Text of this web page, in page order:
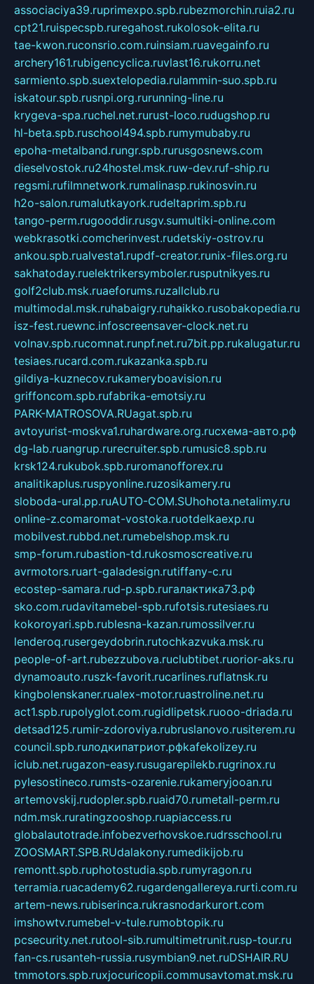
associaciya39.ruprimexpo.spb.rubezmorchin.ruia2.ru
cpt21.ruispecspb.ruregahost.rukolosok-elita.ru
tae-kwon.ruconsrio.com.ruinsiam.ruavegainfo.ru
archery161.rubigencyclica.ruvlast16.rukorru.net
sarmiento.spb.suextelopedia.rulammin-suo.spb.ru
iskatour.spb.rusnpi.org.rurunning-line.ru
krygeva-spa.ruchel.net.rurust-loco.rudugshop.ru
hl-beta.spb.ruschool494.spb.rumymubaby.ru
epoha-metalband.rungr.spb.rurusgosnews.com
dieselvostok.ru24hostel.msk.ruw-dev.ruf-ship.ru
regsmi.rufilmnetwork.rumalinasp.rukinosvin.ru
h2o-salon.rumalutkayork.rudeltaprim.spb.ru
tango-perm.rugooddir.rusgv.sumultiki-online.com
webkrasotki.comcherinvest.rudetskiy-ostrov.ru
ankou.spb.rualvesta1.rupdf-creator.runix-files.org.ru
sakhatoday.ruelektrikersymboler.rusputnikyes.ru
golf2club.msk.ruaeforums.ruzallclub.ru
multimodal.msk.ruhabaigry.ruhaikko.rusobakopedia.ru
isz-fest.ruewnc.infoscreensaver-clock.net.ru
volnav.spb.rucomnat.runpf.net.ru7bit.pp.rukalugatur.ru
tesiaes.rucard.com.rukazanka.spb.ru
gildiya-kuznecov.rukameryboavision.ru
griffoncom.spb.rufabrika-emotsiy.ru
PARK-MATROSOVA.RUagat.spb.ru
avtoyurist-moskva1.ruhardware.org.ruсхема-авто.рф
dg-lab.ruangrup.rurecruiter.spb.rumusic8.spb.ru
krsk124.rukubok.spb.ruromanofforex.ru
analitikaplus.ruspyonline.ruzosikamery.ru
sloboda-ural.pp.ruAUTO-COM.SUhohota.netalimy.ru
online-z.comaromat-vostoka.ruotdelkaexp.ru
mobilvest.rubbd.net.rumebelshop.msk.ru
smp-forum.rubastion-td.rukosmoscreative.ru
avrmotors.ruart-galadesign.rutiffany-c.ru
ecostep-samara.rud-p.spb.ruгалактика73.рф
sko.com.rudavitamebel-spb.rufotsis.rutesiaes.ru
kokoroyari.spb.rublesna-kazan.rumossilver.ru
lenderoq.rusergeydobrin.rutochkazvuka.msk.ru
people-of-art.rubezzubova.ruclubtibet.ruorior-aks.ru
dynamoauto.ruszk-favorit.rucarlines.ruflatnsk.ru
kingbolenskaner.rualex-motor.ruastroline.net.ru
act1.spb.rupolyglot.com.rugidlipetsk.ruooo-driada.ru
detsad125.rumir-zdoroviya.rubruslanovo.rusiterem.ru
council.spb.ruлодкипатриот.рфkafekolizey.ru
iclub.net.rugazon-easy.rusugarepilekb.rugrinox.ru
pylesostineco.rumsts-ozarenie.rukameryjooan.ru
artemovskij.rudopler.spb.ruaid70.rumetall-perm.ru
ndm.msk.ruratingzooshop.ruapiaccess.ru
globalautotrade.infobezverhovskoe.rudrsschool.ru
ZOOSMART.SPB.RUdalakony.rumedikijob.ru
remontt.spb.ruphotostudia.spb.rumyragon.ru
terramia.ruacademy62.rugardengallereya.rurti.com.ru
artem-news.rubiserinca.rukrasnodarkurort.com
imshowtv.rumebel-v-tule.rumobtopik.ru
pcsecurity.net.rutool-sib.rumultimetrunit.rusp-tour.ru
fan-cs.rusanteh-russia.rusymbian9.net.ruDSHAIR.RU
tmmotors.spb.ruxjocuricopii.commusavtomat.msk.ru